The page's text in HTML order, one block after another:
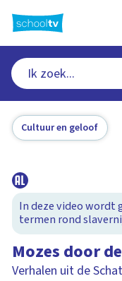
naar
hoofdinhoud
Cultuur en geloof
In deze video wordt
termen rond
Mozes door
Verhalen uit de